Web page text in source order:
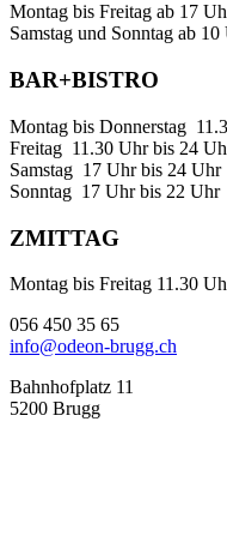
Montag bis Freitag ab 17
Samstag und Sonntag ab 10
BAR+BISTRO
Montag bis Donnerstag
Freitag 11.30 Uhr bis 24
Samstag 17 Uhr bis 24 Uhr
Sonntag 17 Uhr bis 22 Uhr
ZMITTAG
Montag bis Freitag 11.30
056 450 35 65
info@odeon-brugg.ch
Bahnhofplatz 11
5200 Brugg